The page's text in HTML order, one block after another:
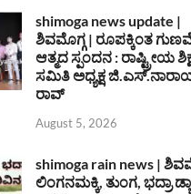
shimoga news update |
ಶಿವಮೊಗ್ಗ | ರೂಪಕ್ಕಿಂತ
ಆತ್ಮದ ಸ್ಪಂದನ : ರಾಷ್ಟ್ರೀಯ
ಸಮಿತಿ ಅಧ್ಯಕ್ಷ
ರಾವ್
August 5, 2026
shimoga rain news |
ಲಿಂಗನಮಕ್ಕಿ, ತುಂಗ, ಭದ್ರಾ